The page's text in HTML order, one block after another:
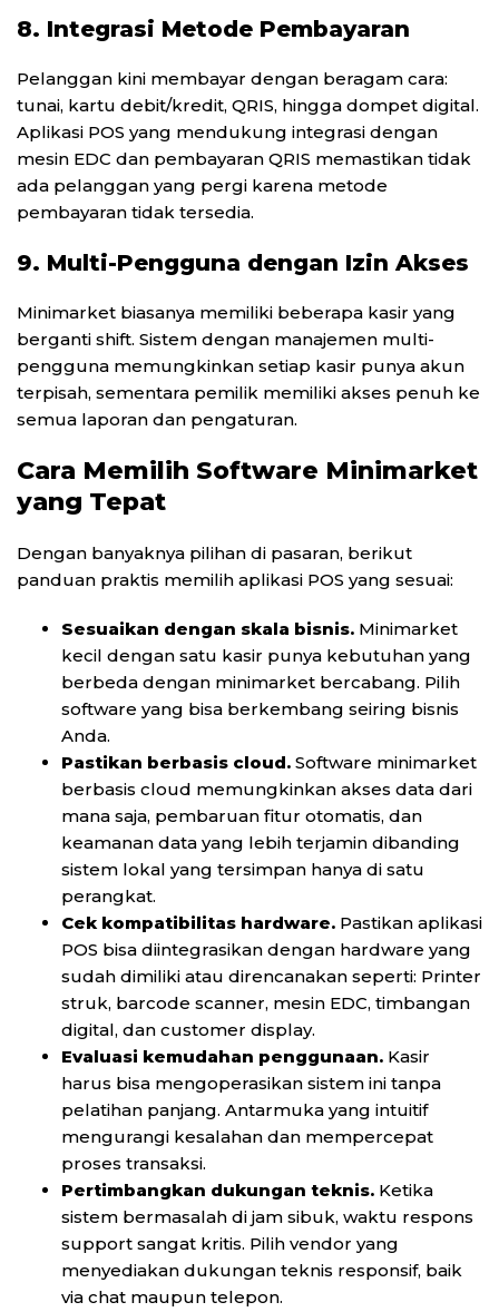
8. Integrasi Metode Pembayaran
Pelanggan kini membayar dengan beragam cara:
tunai, kartu debit/kredit, QRIS, hingga dompet digital.
Aplikasi POS yang mendukung integrasi dengan
mesin EDC dan pembayaran QRIS memastikan tidak
ada pelanggan yang pergi karena metode
pembayaran tidak tersedia.
9. Multi-Pengguna dengan Izin Akses
Minimarket biasanya memiliki beberapa kasir yang
berganti shift. Sistem dengan manajemen multi-
pengguna memungkinkan setiap kasir punya akun
terpisah, sementara pemilik memiliki akses penuh ke
semua laporan dan pengaturan.
Cara Memilih Software Minimarket
yang Tepat
Dengan banyaknya pilihan di pasaran, berikut
panduan praktis memilih aplikasi POS yang sesuai:
Sesuaikan dengan skala bisnis. Minimarket
kecil dengan satu kasir punya kebutuhan yang
berbeda dengan minimarket bercabang. Pilih
software yang bisa berkembang seiring bisnis
Anda.
Pastikan berbasis cloud. Software minimarket
berbasis cloud memungkinkan akses data dari
mana saja, pembaruan fitur otomatis, dan
keamanan data yang lebih terjamin dibanding
sistem lokal yang tersimpan hanya di satu
perangkat.
Cek kompatibilitas hardware. Pastikan aplikasi
POS bisa diintegrasikan dengan hardware yang
sudah dimiliki atau direncanakan seperti: Printer
struk, barcode scanner, mesin EDC, timbangan
digital, dan customer display.
Evaluasi kemudahan penggunaan. Kasir
harus bisa mengoperasikan sistem ini tanpa
pelatihan panjang. Antarmuka yang intuitif
mengurangi kesalahan dan mempercepat
proses transaksi.
Pertimbangkan dukungan teknis. Ketika
sistem bermasalah di jam sibuk, waktu respons
support sangat kritis. Pilih vendor yang
menyediakan dukungan teknis responsif, baik
via chat maupun telepon.